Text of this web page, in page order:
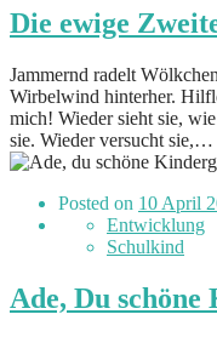
Die ewige
Jammernd radelt
Wirbelwind hinterher.
mich! Wieder sieht sie,
sie. Wieder versucht sie,…
Posted on 10 April
Entwicklung
Schulkind
Ade, Du